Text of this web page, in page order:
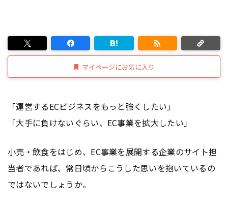
マイページにお気に入り
「運営するECビジネスをもっと強くしたい」
「大手に負けないぐらい、EC事業を拡大したい」
小売・飲食をはじめ、EC事業を展開する企業のサイト担
当者であれば、常日頃からこうした思いを抱いているの
ではないでしょうか。